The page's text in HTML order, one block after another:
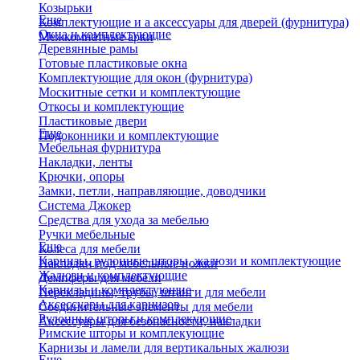
Козырьки
Комплектующие и а аксессуары для дверей (фурнитура)
Межкомнатные арки
Еще
Окна и комплектующие
Деревянные рамы
Готовые пластиковые окна
Комплектующие для окон (фурнитура)
Москитные сетки и комплектующие
Откосы и комплектующие
Пластиковые двери
Подоконники и комплектующие
Еще
Мебельная фурнитура
Накладки, ленты
Крючки, опоры
Замки, петли, направляющие, доводчики
Система Джокер
Средства для ухода за мебелью
Ручки мебельные
Колеса для мебели
Накладки под мебельные ножки
Демпферы для мебели
Перекладины, трубы, штанги для мебели
Соединительные элементы для мебели
Аксессуары для безопасности, накладки
Еще
Карнизы, рулонные шторы, жалюзи и комплектующие
Жалюзи и комплектующие
Карнизы и комплектующие
Аксессуары для карнизов
Рулонные шторы и комплекующие
Римские шторы и комплекующие
Карнизы и ламели для вертикальных жалюзи